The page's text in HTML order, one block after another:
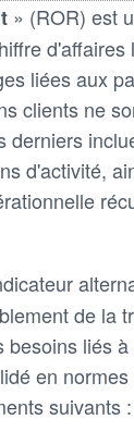
» (ROR) est
liées aux
clients ne
d'activité,
de la
liés
en
suivants :